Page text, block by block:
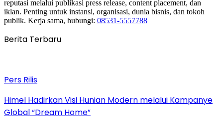
reputasi melalui publikasi press release, content placement, dan
iklan. Penting untuk instansi, organisasi, dunia bisnis, dan tokoh
publik. Kerja sama, hubungi: 08531-5557788
Berita Terbaru
Pers Rilis
Himel Hadirkan Visi Hunian Modern melalui Kampanye
Global “Dream Home”